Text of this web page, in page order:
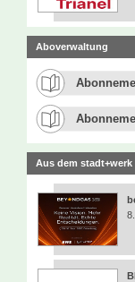
Aboverwaltung
Aus dem stadt+werk